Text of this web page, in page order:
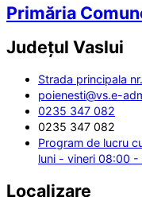
Primăria
Județul Vaslui
Strada principala
poienesti@vs.e-
0235 347 082
0235 347 082
Program de lucru
luni - vineri 08:00 -
Localizare